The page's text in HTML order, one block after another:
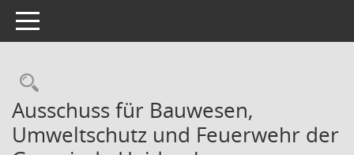
Toggle navigation
Rechercheauswahl
Ausschuss für Bauwesen,
Umweltschutz und Feuerwehr der